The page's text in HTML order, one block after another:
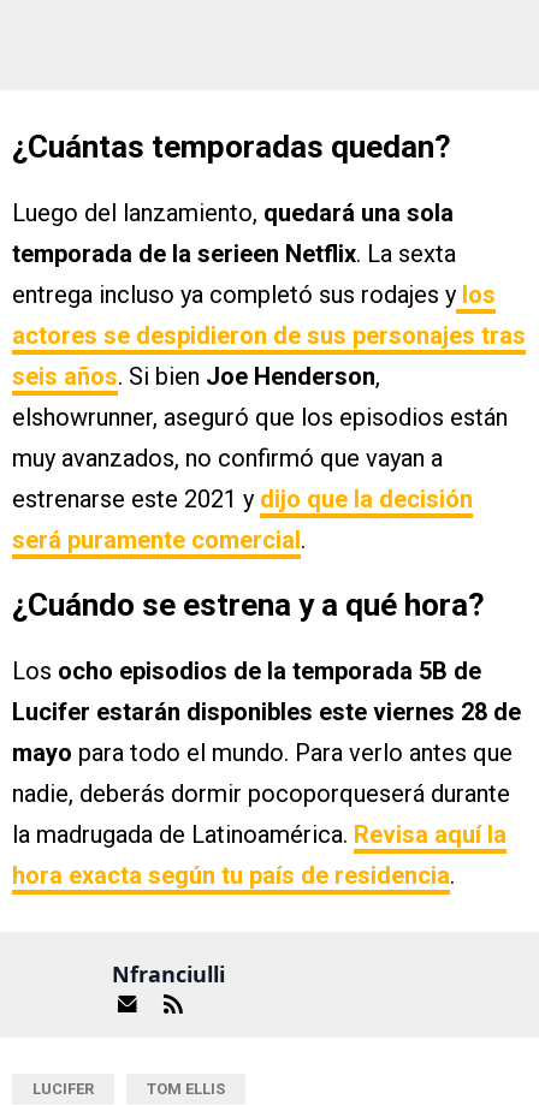
¿Cuántas temporadas quedan?
Luego del lanzamiento, quedará una sola
temporada de la serieen Netflix. La sexta
entrega incluso ya completó sus rodajes y los
actores se despidieron de sus personajes tras
seis años. Si bien Joe Henderson,
elshowrunner, aseguró que los episodios están
muy avanzados, no confirmó que vayan a
estrenarse este 2021 y dijo que la decisión
será puramente comercial.
¿Cuándo se estrena y a qué hora?
Los ocho episodios de la temporada 5B de
Lucifer estarán disponibles este viernes 28 de
mayo para todo el mundo. Para verlo antes que
nadie, deberás dormir pocoporqueserá durante
la madrugada de Latinoamérica. Revisa aquí la
hora exacta según tu país de residencia.
Nfranciulli
LUCIFER TOM ELLIS